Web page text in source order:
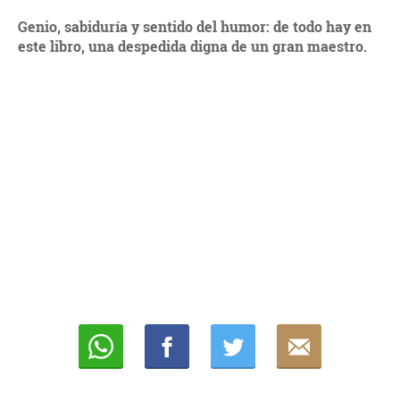
Genio, sabiduría y sentido del humor: de todo hay en
este libro, una despedida digna de un gran maestro.